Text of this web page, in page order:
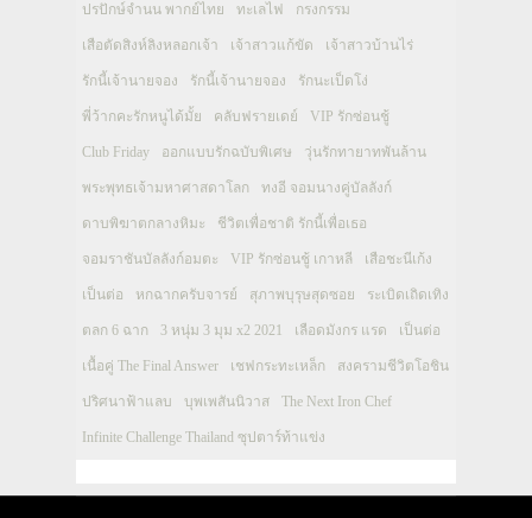
ปรปักษ์จำนน พากย์ไทย ทะเลไฟ กรงกรรม
เสือตัดสิงห์ลิงหลอกเจ้า เจ้าสาวแก้ขัด เจ้าสาวบ้านไร่
รักนี้เจ้านายจอง รักนี้เจ้านายจอง รักนะเป็ดโง่
พี่ว้ากคะรักหนูได้มั้ย คลับฟรายเดย์ VIP รักซ่อนชู้
Club Friday ออกแบบรักฉบับพิเศษ วุ่นรักทายาทพันล้าน
พระพุทธเจ้ามหาศาสดาโลก ทงอี จอมนางคู่บัลลังก์
ดาบพิฆาตกลางหิมะ ชีวิตเพื่อชาติ รักนี้เพื่อเธอ
จอมราชันบัลลังก์อมตะ VIP รักซ่อนชู้ เกาหลี เสือชะนีเก้ง
เป็นต่อ หกฉากครับจารย์ สุภาพบุรุษสุดซอย ระเบิดเถิดเทิง
ตลก 6 ฉาก 3 หนุ่ม 3 มุม x2 2021 เลือดมังกร แรด เป็นต่อ
เนื้อคู่ The Final Answer เชฟกระทะเหล็ก สงครามชีวิตโอชิน
ปริศนาฟ้าแลบ บุพเพสันนิวาส The Next Iron Chef
Infinite Challenge Thailand ซุปตาร์ท้าแข่ง